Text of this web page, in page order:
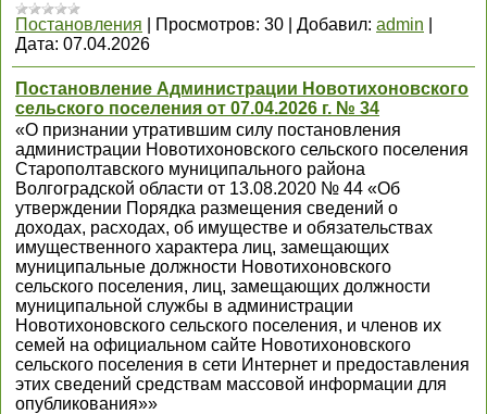
Постановления
Просмотров: 30 Добавил: admin
Дата: 07.04.2026
Постановление Администрации Новотихоновского
сельского поселения от 07.04.2026 г. № 34
«О признании утратившим силу постановления
администрации Новотихоновского сельского поселения
Старополтавского муниципального района
Волгоградской области от 13.08.2020 № 44 «Об
утверждении Порядка размещения сведений о
доходах, расходах, об имуществе и обязательствах
имущественного характера лиц, замещающих
муниципальные должности Новотихоновского
сельского поселения, лиц, замещающих должности
муниципальной службы в администрации
Новотихоновского сельского поселения, и членов их
семей на официальном сайте Новотихоновского
сельского поселения в сети Интернет и предоставления
этих сведений средствам массовой информации для
опубликования»»